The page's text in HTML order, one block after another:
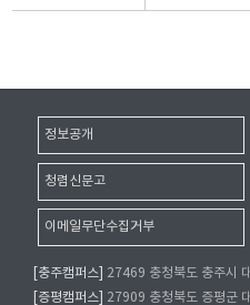
정보공개
청렴신문고
이메일무단수집거부
[충주캠퍼스]
27469 충청북도 충주시
[증평캠퍼스]
27909 충청북도 증평군